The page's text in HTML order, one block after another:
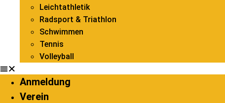
Leichtathletik
Radsport & Triathlon
Schwimmen
Tennis
Volleyball
Anmeldung
Verein